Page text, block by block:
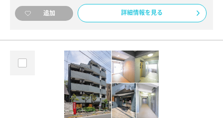
追加 詳細情報を見る